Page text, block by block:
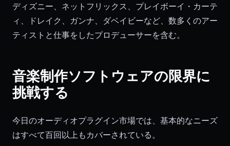
ディズニー、ネットフリックス、プレイボーイ・カーテ
ィ、ドレイク、ガンナ、ダベイビーなど、数多くのアー
ティストと仕事をしたプロデューサーを含む。
音楽制作ソフトウェアの限界に
挑戦する
今日のオーディオプラグイン市場では、基本的なニーズ
はすべて百回以上もカバーされている。